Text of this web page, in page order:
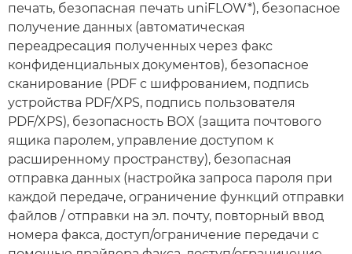
печать, безопасная печать uniFLOW*), безопасное
получение данных (автоматическая
переадресация полученных через факс
конфиденциальных документов), безопасное
сканирование (PDF с шифрованием, подпись
устройства PDF/XPS, подпись пользователя
PDF/XPS), безопасность BOX (защита почтового
ящика паролем, управление доступом к
расширенному пространству), безопасная
отправка данных (настройка запроса пароля при
каждой передаче, ограничение функций отправки
файлов / отправки на эл. почту, повторный ввод
номера факса, доступ/ограничение передачи с